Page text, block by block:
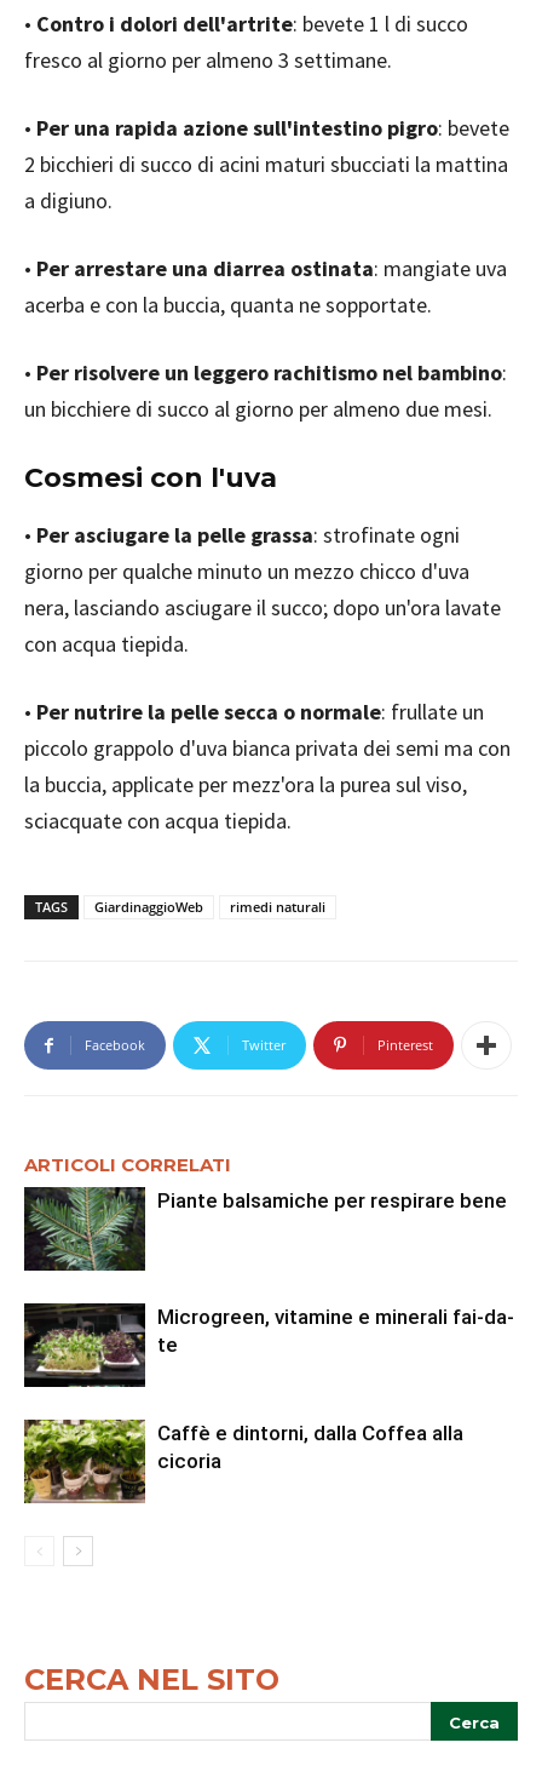
• Contro i dolori dell'artrite: bevete 1 l di succo
fresco al giorno per almeno 3 settimane.
• Per una rapida azione sull'intestino pigro: bevete
2 bicchieri di succo di acini maturi sbucciati la mattina
a digiuno.
• Per arrestare una diarrea ostinata: mangiate uva
acerba e con la buccia, quanta ne sopportate.
• Per risolvere un leggero rachitismo nel bambino:
un bicchiere di succo al giorno per almeno due mesi.
Cosmesi con l'uva
• Per asciugare la pelle grassa: strofinate ogni
giorno per qualche minuto un mezzo chicco d'uva
nera, lasciando asciugare il succo; dopo un'ora lavate
con acqua tiepida.
• Per nutrire la pelle secca o normale: frullate un
piccolo grappolo d'uva bianca privata dei semi ma con
la buccia, applicate per mezz'ora la purea sul viso,
sciacquate con acqua tiepida.
TAGS GiardinaggioWeb rimedi naturali
Facebook Twitter Pinterest
ARTICOLI CORRELATI
Piante balsamiche per respirare bene
Microgreen, vitamine e minerali fai-da-
te
Caffè e dintorni, dalla Coffea alla
cicoria
CERCA NEL SITO